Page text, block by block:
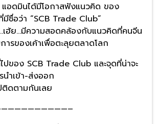
อดมินได้มีโอกาสฟังแนวคิด ของ
ชื่อว่า “SCB Trade Club”
ฮ้ย…มีความสอดคล้องกับแนวคิดที่คนจีน
ารของเค้าเพื่อตะลุยตลาดโลก
ปของ SCB Trade Club และจุดที่น่าจะ
ำเข้า-ส่งออก
ดตามกันเลย